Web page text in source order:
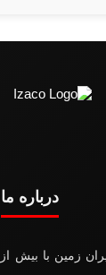
درباره ما